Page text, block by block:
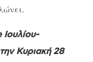
Κυριακή 28